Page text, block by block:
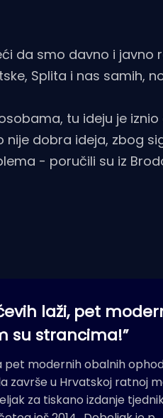
da smo davno i
Splita i nas samih,
tu ideju je
nije dobra ideja, zbog
- poručili su iz
laži, pet
su strancima!”
pet modernih obalnih
završe u Hrvatskoj ratnoj
za tiskano izdanje